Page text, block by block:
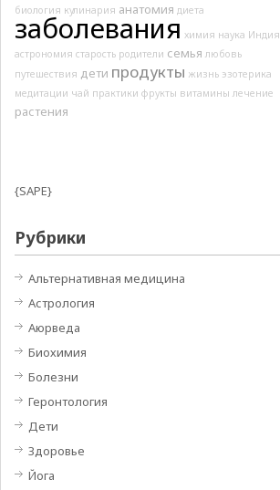
биология кулинария анатомия диета
заболевания химия наука Индия
астрономия старость родители семья любовь
путешествия дети продукты жизнь эзотерика
медитации чай практики фрукты витамины лечение
растения
{SAPE}
Рубрики
Альтернативная медицина
Астрология
Аюрведа
Биохимия
Болезни
Геронтология
Дети
Здоровье
Йога